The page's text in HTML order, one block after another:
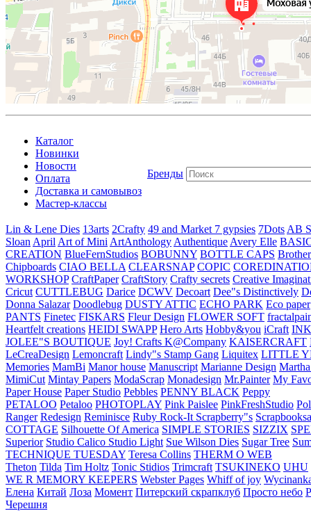
Каталог
Новинки
Новости
Оплата
Доставка и самовывоз
Мастер-классы
Бренды
Lin & Lene Dies 13arts 2Crafty 49 and Market 7 gypsies 7Dots AB
Sloan April Art of Mini ArtAnthology Authentique Avery Elle
CREATION BlueFernStudios BOBUNNY BOTTLE CAPS Brother
Chipboards CIAO BELLA CLEARSNAP COPIC
WORKSHOP CraftPaper CraftStory Crafty secrets Creative
Cricut CUTTLEBUG Darice DCWV Decoart Dee"s Distinctively
Donna Salazar Doodlebug DUSTY ATTIC ECHO PARK Eco paper
PANTS Finetec FISKARS Fleur Design FLOWER SOFT
Heartfelt creations HEIDI SWAPP Hero Arts Hobby&you iCraft
JOLEE"S BOUTIQUE Joy! Crafts K@Company KAISERCRAFT
LeCreaDesign Lemoncraft Lindy"s Stamp Gang Liquitex LITTLE
Memories MamBi Manor house Manuscript Marianne Design
MimiCut Mintay Papers ModaScrap Monadesign Mr.Painter My
Paper House Paper Studio Pebbles PENNY BLACK Peppy
PETALOO Petaloo PHOTOPLAY Pink Paislee PinkFreshStudio
Ranger Redesign Reminisce Ruby Rock-It Scrapberry"s
COTTAGE Silhouette Of America SIMPLE STORIES SIZZIX
Superior Studio Calico Studio Light Sue Wilson Dies Sugar Tree
TECHNIQUE TUESDAY Teresa Collins THERM O WEB
Theton Tilda Tim Holtz Tonic Stidios Trimcraft TSUKINEKO UHU
WE R MEMORY KEEPERS Webster Pages Whiff of joy
Елена Китай Лоза Момент Питерский скрапклуб Просто небо
Черешня